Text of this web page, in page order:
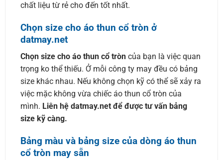
chất liệu từ rẻ cho đến tốt nhất.
Chọn size cho áo thun cổ tròn ở
datmay.net
Chọn size cho áo thun cổ tròn của bạn là việc quan
trọng ko thể thiếu. Ở mỗi công ty may đều có bảng
size khác nhau. Nếu không chọn kỹ có thể sẽ xảy ra
việc mặc không vừa chiếc áo thun cổ tròn của
mình. Liên hệ datmay.net để được tư vấn bảng
size kỹ càng.
Bảng màu và bảng size của dòng áo thun
cổ tròn may sẵn